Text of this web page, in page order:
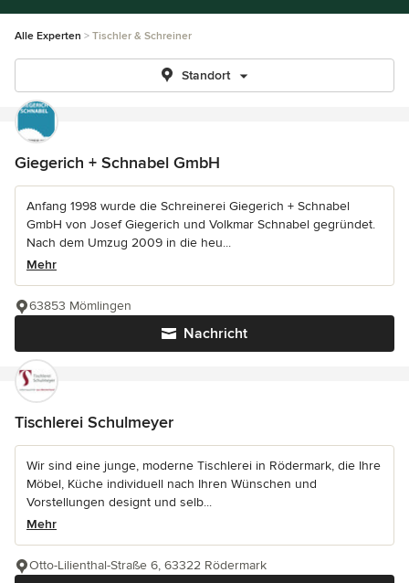
Alle Experten Tischler & Schreiner
Standort
Giegerich + Schnabel GmbH
Anfang 1998 wurde die Schreinerei Giegerich + Schnabel
GmbH von Josef Giegerich und Volkmar Schnabel gegründet.
Nach dem Umzug 2009 in die heu...
Mehr
Nachricht
63853 Mömlingen
Tischlerei Schulmeyer
Wir sind eine junge, moderne Tischlerei in Rödermark, die Ihre
Möbel, Küche individuell nach Ihren Wünschen und
Vorstellungen designt und selb...
Mehr
Otto-Lilienthal-Straße 6, 63322 Rödermark